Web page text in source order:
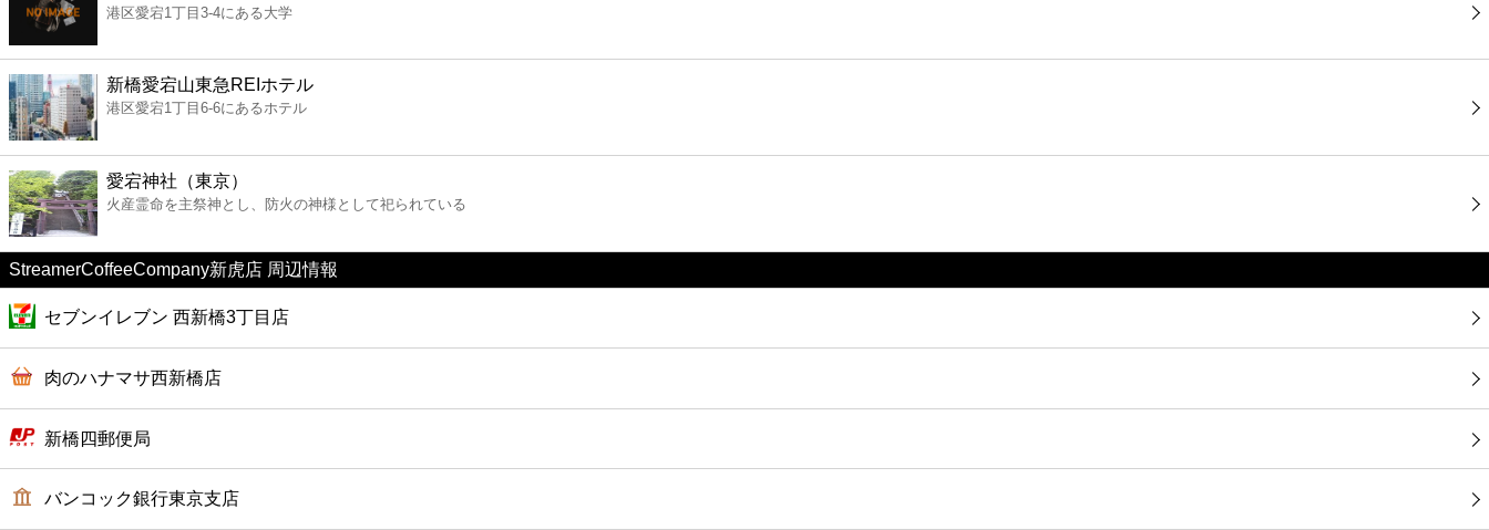
書店
ファミレス
ファーストフード
カフェ
ショッピング
銀行
港区愛宕1丁目3-4にある大学
新橋愛宕山東急REIホテル
港区愛宕1丁目6-6にあるホテル
愛宕神社（東京）
火産霊命を主祭神とし、防火の神様として祀られている
StreamerCoffeeCompany新虎店 周辺情報
セブンイレブン 西新橋3丁目店
肉のハナマサ西新橋店
新橋四郵便局
バンコック銀行東京支店